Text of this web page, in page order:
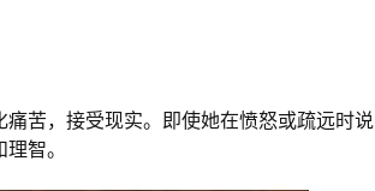
苦，接受现实。即使她在愤怒或疏远时说
智。